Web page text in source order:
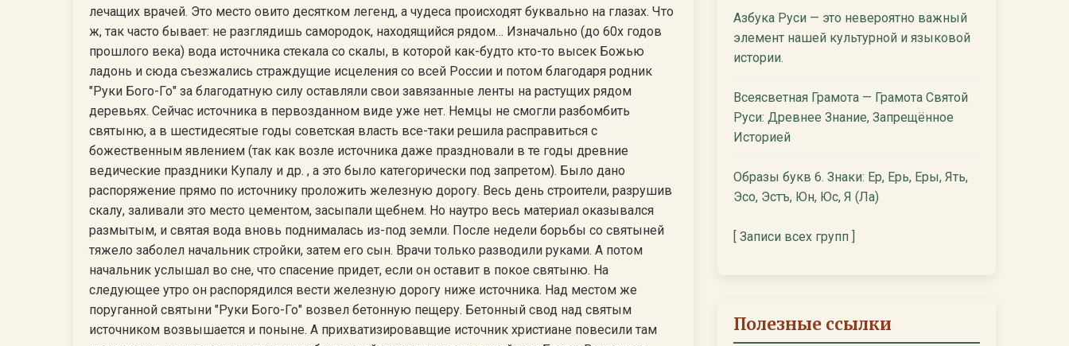
лечащих врачей. Это место овито десятком легенд, а чудеса происходят буквально на глазах. Что
ж, так часто бывает: не разглядишь самородок, находящийся рядом… Изначально (до 60х годов
прошлого века) вода источника стекала со скалы, в которой как-будто кто-то высек Божью
ладонь и сюда съезжались страждущие исцеления со всей России и потом благодаря родник
"Руки Бого-Го" за благодатную силу оставляли свои завязанные ленты на растущих рядом
деревьях. Сейчас источника в первозданном виде уже нет. Немцы не смогли разбомбить
святыню, а в шестидесятые годы советская власть все-таки решила расправиться с
божественным явлением (так как возле источника даже праздновали в те годы древние
ведические праздники Купалу и др. , а это было категорически под запретом). Было дано
распоряжение прямо по источнику проложить железную дорогу. Весь день строители, разрушив
скалу, заливали это место цементом, засыпали щебнем. Но наутро весь материал оказывался
размытым, и святая вода вновь поднималась из-под земли. После недели борьбы со святыней
тяжело заболел начальник стройки, затем его сын. Врачи только разводили руками. А потом
начальник услышал во сне, что спасение придет, если он оставит в покое святыню. На
следующее утро он распорядился вести железную дорогу ниже источника. Над местом же
поруганной святыни "Руки Бого-Го" возвел бетонную пещеру. Бетонный свод над святым
источником возвышается и поныне. А прихватизировавщие источник христиане повесили там
Азбука Руси — это невероятно важный
элемент нашей культурной и языковой
истории.
Всеясветная Грамота — Грамота Святой
Руси: Древнее Знание, Запрещённое
Историей
Образы букв 6. Знаки: Ер, Ерь, Еры, Ять,
Эсо, Эстъ, Юн, Юс, Я (Ла)
[ Записи всех групп ]
Полезные ссылки